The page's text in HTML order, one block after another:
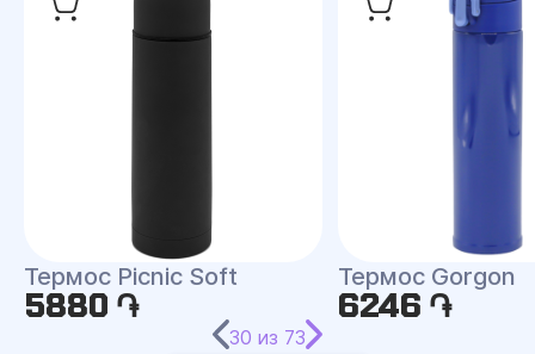
Термос Picnic Soft
5880 ֏
Термос Gorgon
6246 ֏
30 из 73